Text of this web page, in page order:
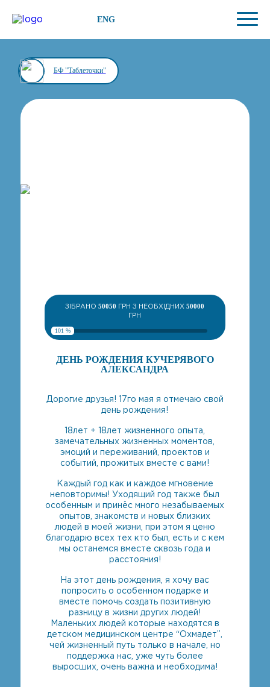
ENG
БФ "Таблеточки"
ЗІБРАНО50050 ГРН З НЕОБХІДНИХ50000
ГРН
101 %
ДЕНЬ РОЖДЕНИЯ КУЧЕРЯВОГО
АЛЕКСАНДРА
Дорогие друзья! 17го мая я отмечаю свой
день рождения!
18лет + 18лет жизненного опыта,
замечательных жизненных моментов,
эмоций и переживаний, проектов и
событий, прожитых вместе с вами!
Каждый год как и каждое мгновение
неповторимы! Уходящий год также был
особенным и принёс много незабываемых
опытов, знакомств и новых близких
людей в моей жизни, при этом я ценю
благодарю всех тех кто был, есть и с кем
мы останемся вместе сквозь года и
расстояния!
На этот день рождения, я хочу вас
попросить о особенном подарке и
вместе помочь создать позитивную
разницу в жизни других людей!
Маленьких людей которые находятся в
детском медицинском центре “Охмадет”,
чей жизненный путь только в начале, но
поддержка нас, уже чуть более
выросших, очень важна и необходима!